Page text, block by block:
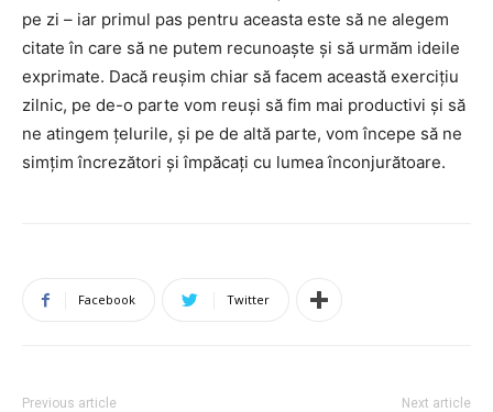
pe zi – iar primul pas pentru aceasta este să ne alegem
citate în care să ne putem recunoaște și să urmăm ideile
exprimate. Dacă reușim chiar să facem această exercițiu
zilnic, pe de-o parte vom reuși să fim mai productivi și să
ne atingem țelurile, și pe de altă parte, vom începe să ne
simțim încrezători și împăcați cu lumea înconjurătoare.
Facebook Twitter
Previous article Next article